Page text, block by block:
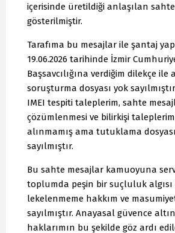
içerisinde üretildiği anlaşılan
gösterilmiştir.
Tarafıma bu mesajlar ile şantaj
19.06.2026 tarihinde İzmir
Başsavcılığına verdiğim dilekçe ile
soruşturma dosyası yok
IMEI tespiti taleplerim, sahte
çözümlenmesi ve bilirkişi
alınmamış ama tutuklama
sayılmıştır.
Bu sahte mesajlar kamuoyuna
toplumda peşin bir suçluluk
lekelenmeme hakkım ve
sayılmıştır. Anayasal güvence
haklarımın bu şekilde göz ardı